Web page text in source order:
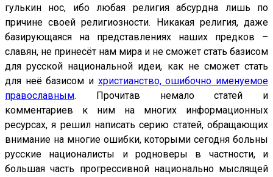
гулькин нос, ибо любая религия абсурдна лишь по
причине своей религиозности. Никакая религия, даже
базирующаяся на представлениях наших предков –
славян, не принесёт нам мира и не сможет стать базисом
для русской национальной идеи, как не сможет стать
для неё базисом и христианство, ошибочно именуемое
православным. Прочитав немало статей и
комментариев к ним на многих информационных
ресурсах, я решил написать серию статей, обращающих
внимание на многие ошибки, которыми сегодня больны
русские националисты и родноверы в частности, и
большая часть прогрессивной национально мыслящей